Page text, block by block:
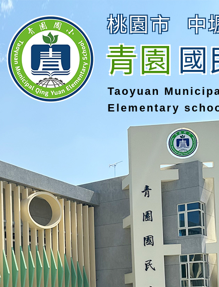
桃園市 中
青園國
Taoyuan
Elementary